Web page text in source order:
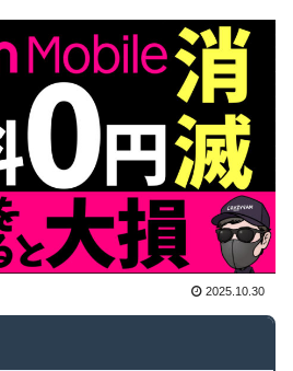
2025.10.30